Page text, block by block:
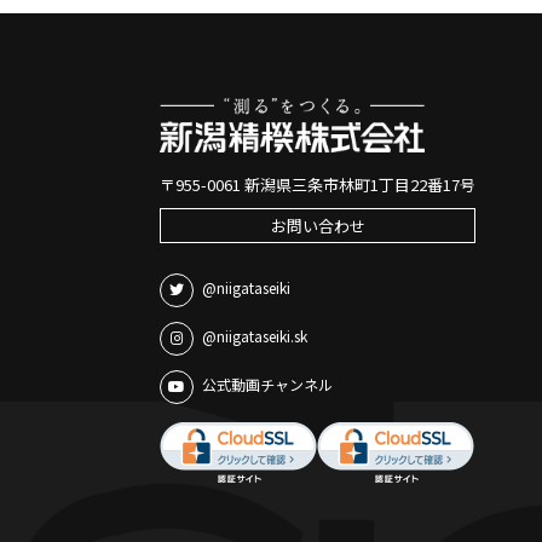
〒955-0061 新潟県三条市林町1丁目22番17号
お問い合わせ
@niigataseiki
@niigataseiki.sk
公式動画チャンネル